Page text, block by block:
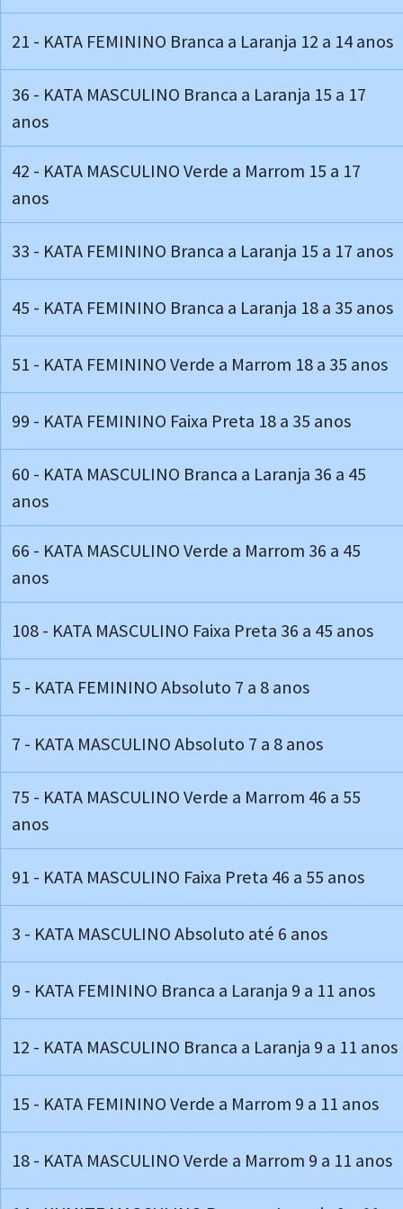
21 - KATA FEMININO Branca a Laranja 12 a 14 anos
36 - KATA MASCULINO Branca a Laranja 15 a 17
anos
42 - KATA MASCULINO Verde a Marrom 15 a 17
anos
33 - KATA FEMININO Branca a Laranja 15 a 17 anos
45 - KATA FEMININO Branca a Laranja 18 a 35 anos
51 - KATA FEMININO Verde a Marrom 18 a 35 anos
99 - KATA FEMININO Faixa Preta 18 a 35 anos
60 - KATA MASCULINO Branca a Laranja 36 a 45
anos
66 - KATA MASCULINO Verde a Marrom 36 a 45
anos
108 - KATA MASCULINO Faixa Preta 36 a 45 anos
5 - KATA FEMININO Absoluto 7 a 8 anos
7 - KATA MASCULINO Absoluto 7 a 8 anos
75 - KATA MASCULINO Verde a Marrom 46 a 55
anos
91 - KATA MASCULINO Faixa Preta 46 a 55 anos
3 - KATA MASCULINO Absoluto até 6 anos
9 - KATA FEMININO Branca a Laranja 9 a 11 anos
12 - KATA MASCULINO Branca a Laranja 9 a 11 anos
15 - KATA FEMININO Verde a Marrom 9 a 11 anos
18 - KATA MASCULINO Verde a Marrom 9 a 11 anos